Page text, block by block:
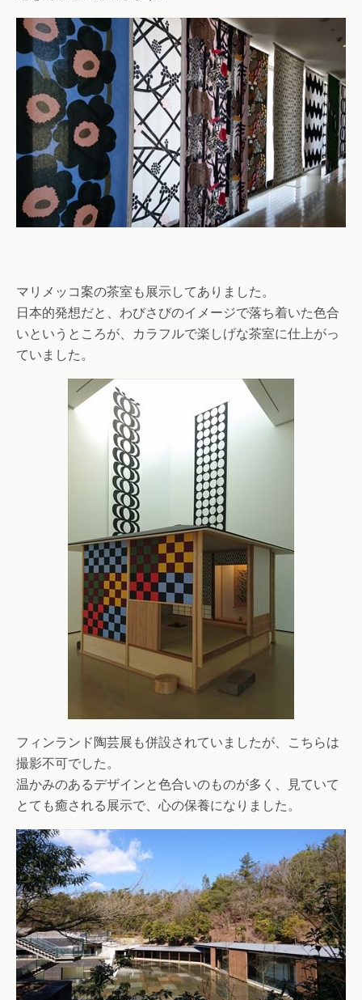
マリメッコ案の茶室も展示してありました。
日本的発想だと、わびさびのイメージで落ち着いた色合
いというところが、カラフルで楽しげな茶室に仕上がっ
ていました。
フィンランド陶芸展も併設されていましたが、こちらは
撮影不可でした。
温かみのあるデザインと色合いのものが多く、見ていて
とても癒される展示で、心の保養になりました。